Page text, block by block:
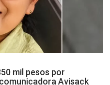
mil pesos por
Avisack